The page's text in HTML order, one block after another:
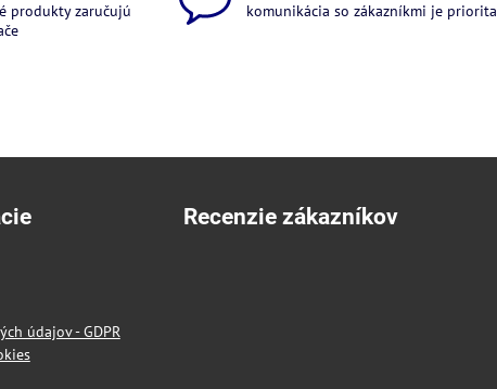
produkty zaručujú
komunikácia so zákazníkmi je priorita
údajov - GDPR
Recenzie zákazníkov